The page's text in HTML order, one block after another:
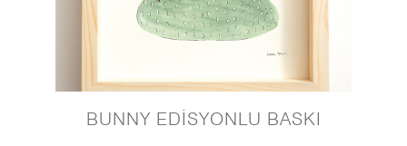
BUNNY EDİSYONLU BASKI